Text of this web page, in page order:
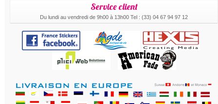
Service client
Du lundi au vendredi de 9h00 à 13h00 Tel : (33) 04 67 94 97 12